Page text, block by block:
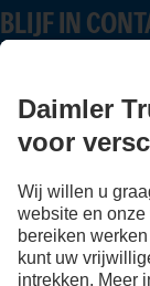
BLIJF IN
Ontdek Mercedes-
FOLLOW